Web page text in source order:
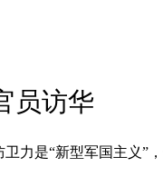
员访华
力是“新型军国主义